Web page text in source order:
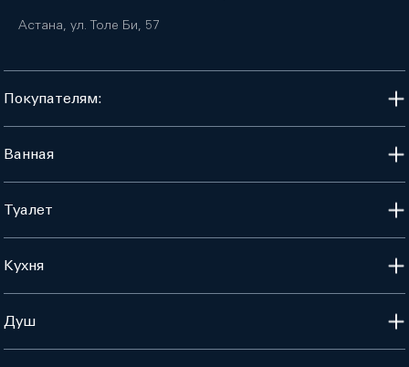
Астана, ул. Толе Би, 57
Покупателям:
Ванная
Туалет
Кухня
Душ